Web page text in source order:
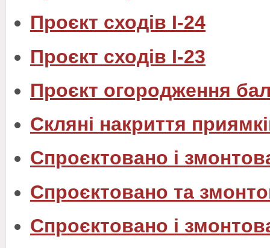
Проєкт сходів I-24
Проєкт сходів I-23
Проєкт огородження
Скляні накриття
Спроєктовано і
Спроєктовано та
Спроєктовано і